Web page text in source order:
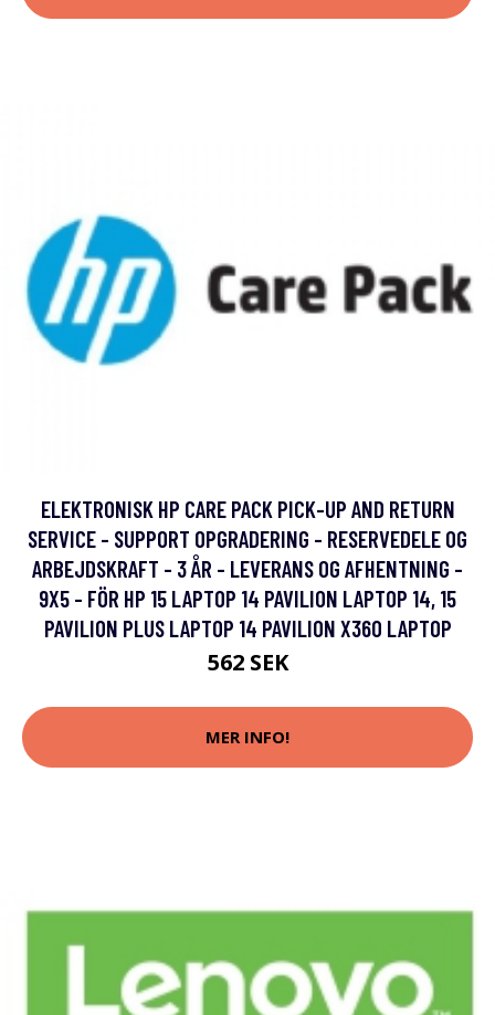
ELEKTRONISK HP CARE PACK PICK-UP AND RETURN
SERVICE - SUPPORT OPGRADERING - RESERVEDELE OG
ARBEJDSKRAFT - 3 ÅR - LEVERANS OG AFHENTNING -
9X5 - FÖR HP 15 LAPTOP 14 PAVILION LAPTOP 14, 15
PAVILION PLUS LAPTOP 14 PAVILION X360 LAPTOP
562 SEK
MER INFO!